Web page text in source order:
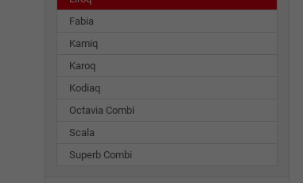
Fabia
Kamiq
Karoq
Kodiaq
Octavia Combi
Scala
Superb Combi